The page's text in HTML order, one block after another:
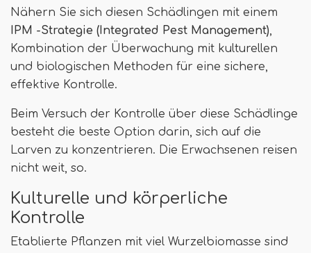
Nähern Sie sich diesen Schädlingen mit einem
IPM -Strategie (Integrated Pest Management),
Kombination der Überwachung mit kulturellen
und biologischen Methoden für eine sichere,
effektive Kontrolle.
Beim Versuch der Kontrolle über diese Schädlinge
besteht die beste Option darin, sich auf die
Larven zu konzentrieren. Die Erwachsenen reisen
nicht weit, so.
Kulturelle und körperliche
Kontrolle
Etablierte Pflanzen mit viel Wurzelbiomasse sind